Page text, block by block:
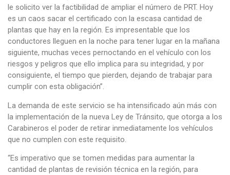
le solicito ver la factibilidad de ampliar el número de PRT. Hoy
es un caos sacar el certificado con la escasa cantidad de
plantas que hay en la región. Es impresentable que los
conductores lleguen en la noche para tener lugar en la mañana
siguiente, muchas veces pernoctando en el vehículo con los
riesgos y peligros que ello implica para su integridad, y por
consiguiente, el tiempo que pierden, dejando de trabajar para
cumplir con esta obligación”.
La demanda de este servicio se ha intensificado aún más con
la implementación de la nueva Ley de Tránsito, que otorga a los
Carabineros el poder de retirar inmediatamente los vehículos
que no cumplen con este requisito.
“Es imperativo que se tomen medidas para aumentar la
cantidad de plantas de revisión técnica en la región, para